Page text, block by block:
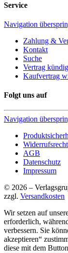
Service
Navigation
Zahlung &
Kontakt
Suche
Vertrag
Kaufvertrag
Folgt uns auf
Navigation
Widerrufsrecht
AGB
Datenschutz
Impressum
© 2026 –
zzgl. Versandkosten
Wir setzen auf
erforderlich,
verbessern. Sie
akzeptieren“
diese mit dem